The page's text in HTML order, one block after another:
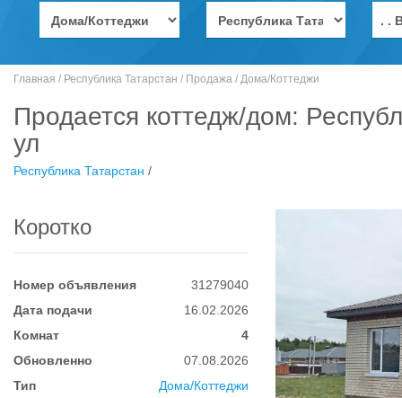
. .
Главная / Республика Татарстан / Продажа / Дома/Коттеджи
Продается коттедж/дом:
ул
Республика Татарстан /
Коротко
Номер объявления
31279040
Дата подачи
16.02.2026
Комнат
4
Обновленно
07.08.2026
Тип
Дома/Коттеджи